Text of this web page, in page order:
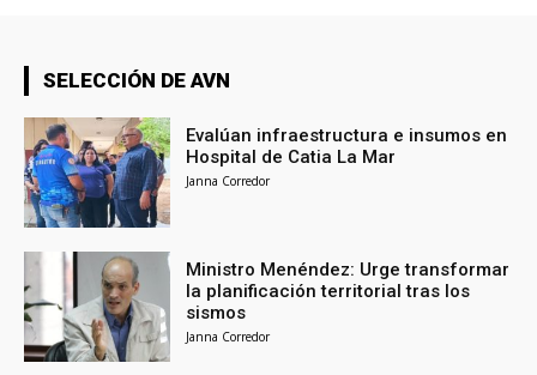
SELECCIÓN DE AVN
Evalúan infraestructura e insumos en
Hospital de Catia La Mar
Janna Corredor
Ministro Menéndez: Urge transformar
la planificación territorial tras los
sismos
Janna Corredor